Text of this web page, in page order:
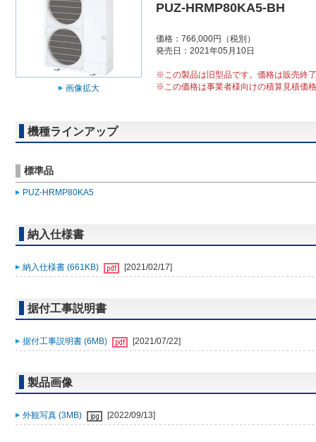
画像拡大
PUZ-HRMP80KA5-BH
価格：766,000円（税別）
発売日：2021年05月10日
※この製品は旧型品です。価格は販売終
※この価格は事業者様向けの積算見積価
機種ラインアップ
標準品
PUZ-HRMP80KA5
納入仕様書
納入仕様書 (661KB) [2021/02/17]
据付工事説明書
据付工事説明書 (6MB) [2021/07/22]
製品画像
外観写真 (3MB) [2022/09/13]